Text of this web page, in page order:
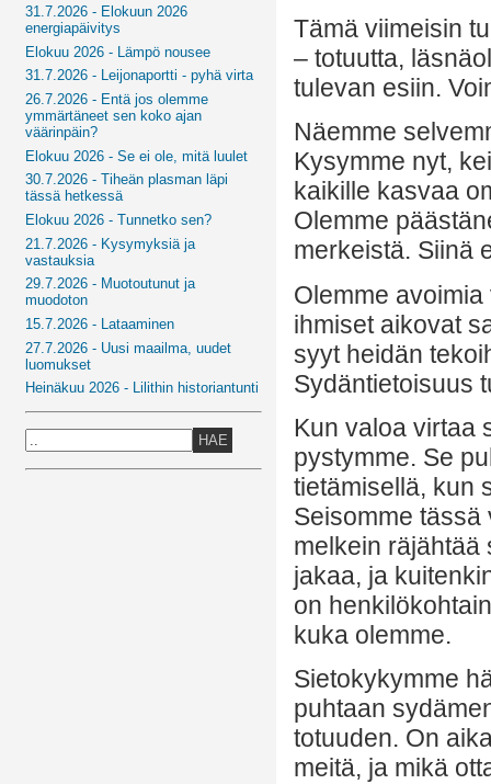
31.7.2026 - Elokuun 2026
energiapäivitys
Elokuu 2026 - Lämpö nousee
31.7.2026 - Leijonaportti - pyhä virta
26.7.2026 - Entä jos olemme
ymmärtäneet sen koko ajan
väärinpäin?
Elokuu 2026 - Se ei ole, mitä luulet
30.7.2026 - Tiheän plasman läpi
tässä hetkessä
Elokuu 2026 - Tunnetko sen?
21.7.2026 - Kysymyksiä ja
vastauksia
29.7.2026 - Muotoutunut ja
muodoton
15.7.2026 - Lataaminen
27.7.2026 - Uusi maailma, uudet
luomukset
Heinäkuu 2026 - Lilithin historiantunti
HAE
Tämä viimeisin
– totuutta,
tulevan esiin.
Näemme
Kysymme nyt,
kaikille kasvaa
Olemme
merkeistä. Siinä
Olemme
ihmiset aikovat
syyt heidän
Sydäntietoisuus
Kun valoa virtaa
pystymme. Se
tietämisellä, kun
Seisomme
melkein räjähtää
jakaa, ja
on
kuka olemme.
Sietokykymme
puhtaan
totuuden. On
meitä, ja mikä